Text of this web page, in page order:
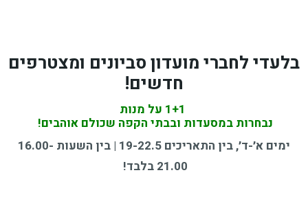
בלעדי לחברי מועדון סביונים ומצטרפים
חדשים!
עלמנות
נבחרותבמסעדותובבתי הקפה שכולם אוהבים!
ימים א׳-ד׳, בין התאריכים 19-22.5
| בין השעות 16.00-
21.00 בלבד!